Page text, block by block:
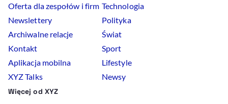
Oferta dla zespołów i firm
Newslettery
Archiwalne relacje
Kontakt
Aplikacja mobilna
XYZ Talks
Technologia
Polityka
Świat
Sport
Lifestyle
Newsy
Więcej od XYZ